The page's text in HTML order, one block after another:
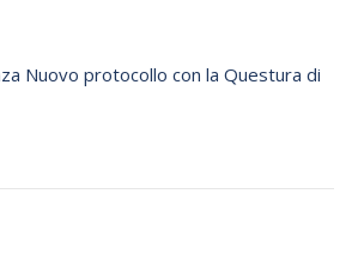
Nuovo protocollo con la Questura di